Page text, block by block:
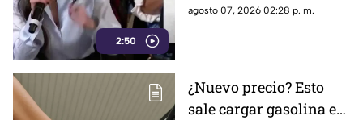
2:50
Reuters confirma que TV
agosto 07, 2026 02:28 p. m.
¿Nuevo precio? Esto
sale cargar gasolina en